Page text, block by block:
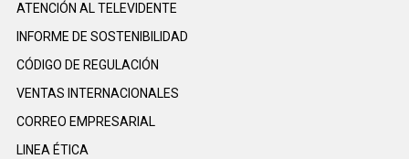
ATENCIÓN AL TELEVIDENTE
INFORME DE SOSTENIBILIDAD
CÓDIGO DE REGULACIÓN
VENTAS INTERNACIONALES
CORREO EMPRESARIAL
LINEA ÉTICA